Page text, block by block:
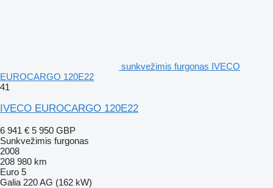
sunkvežimis furgonas IVECO
EUROCARGO 120E22
41
IVECO EUROCARGO 120E22
6 941 € 5 950 GBP
Sunkvežimis furgonas
2008
208 980 km
Euro 5
Galia 220 AG (162 kW)